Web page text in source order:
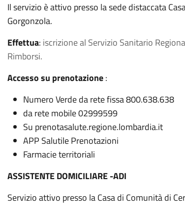
Il servizio è attivo presso la sede distaccata
Gorgonzola.
Effettua: iscrizione al Servizio Sanitario
Rimborsi.
Accesso su prenotazione:
Numero Verde da rete fissa 800.638.638
da rete mobile 02999599
Su prenotasalute.regione.lombardia.it
APP Salutile Prenotazioni
Farmacie territoriali
ASSISTENTE DOMICILIARE -ADI
Servizio attivo presso la Casa di Comunità di